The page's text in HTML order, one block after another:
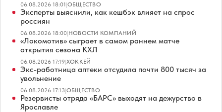
06.08.2026 18:01|ОБЩЕСТВО
Эксперты выяснили, как кешбэк влияет на спрос
россиян
06.08.2026 18:00|НОВОСТИ КОМПАНИЙ
«Локомотив» сыграет в самом раннем матче
открытия сезона КХЛ
06.08.2026 17:19|ХОККЕЙ
Экс-работница аптеки отсудила почти 800 тысяч за
увольнение
06.08.2026 17:13|ОБЩЕСТВО
Резервисты отряда «БАРС» выходят на дежурство в
Ярославле